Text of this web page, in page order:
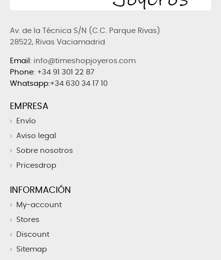
Av. de la Técnica S/N (C.C. Parque Rivas)
28522, Rivas Vaciamadrid
Email : info@timeshopjoyeros.com
Phone: +34 91 301 22 87
Whatsapp:+34 630 34 17 10
EMPRESA
Envío
Aviso legal
Sobre nosotros
Pricesdrop
INFORMACIÓN
My-account
Stores
Discount
Sitemap